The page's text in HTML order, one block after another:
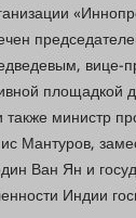
вице-
площадкой
также министр
Мантуров,
Ван Ян и
Индии